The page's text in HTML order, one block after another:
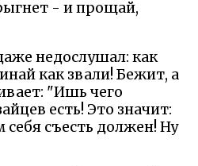
- и прощай,
недослушал: как
как звали! Бежит, а
"Ишь чего
есть! Это значит:
себя съесть должен! Ну